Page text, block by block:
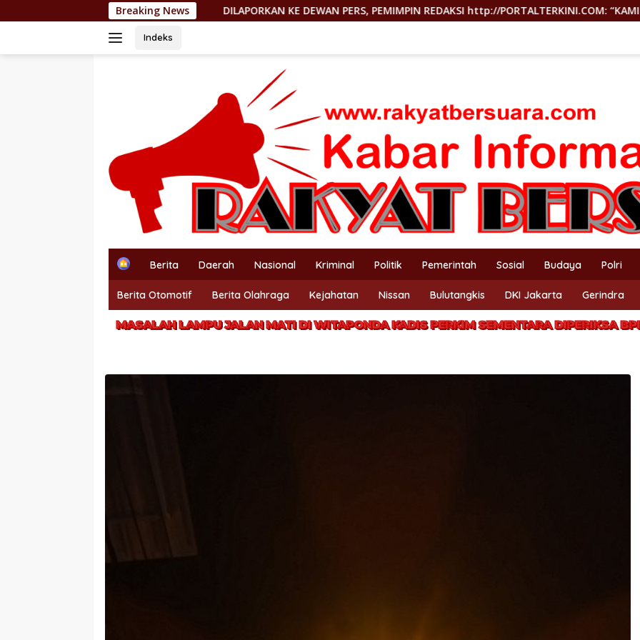
ke
Breaking News
DILAPORKAN KE DEWAN PERS, PEMIMPIN REDAKSI http://PORTALTERKINI.COM: “KAMI TIDAK PERNAH TUTUP RUANG HAK
Indeks
H
m
e
Berita Daerah Nasional Kriminal Politik Pemerintah Sosial Budaya Polri
Berita Otomotif Berita Olahraga Kejahatan Nissan Bulutangkis DKI Jakarta Gerindra
MASALAH LAMPU JALAN MATI DI WITAPONDA KADIS PERKIM SEMENTARA DIPERIKSA